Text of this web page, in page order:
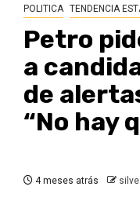
POLITICA TENDENCIA
Petro
a
de
“No hay
4 meses atrás